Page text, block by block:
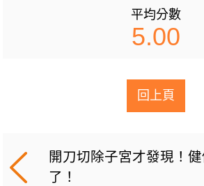
平均分數
5.00
回上頁
開刀切除子宮才發現！
了！